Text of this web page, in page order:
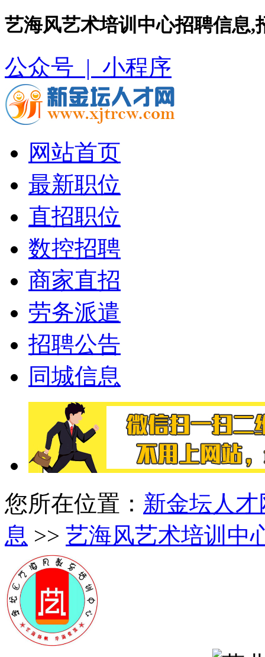
艺海风艺术培训中心招聘信息,
公众号 | 小程序
网站首页
最新职位
直招职位
数控招聘
商家直招
劳务派遣
招聘公告
同城信息
您所在位置： 新金坛人才
息 >> 艺海风艺术培训中